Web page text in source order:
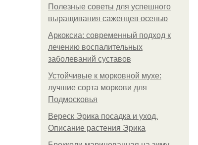
Полезные советы для успешного
выращивания саженцев осенью
Аркоксиа: современный подход к
лечению воспалительных
заболеваний суставов
Устойчивые к морковной мухе:
лучшие сорта моркови для
Подмосковья
Вереск Эрика посадка и уход.
Описание растения Эрика